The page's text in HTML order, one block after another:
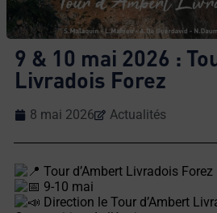
9 & 10 mai 2026 :
Livradois Forez
8 mai 2026 Actualités
Tour d’Ambert Livradois Forez
9-10 mai
Direction le Tour d’Ambert